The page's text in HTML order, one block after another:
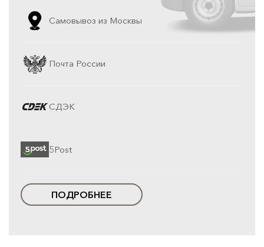
Самовывоз из Москвы
Почта России
СДЭК
5Post
ПОДРОБНЕЕ